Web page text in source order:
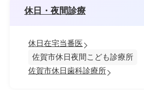
休日・夜間診療
休日在宅当番医
佐賀市休日夜間こども診療所
佐賀市休日歯科診療所